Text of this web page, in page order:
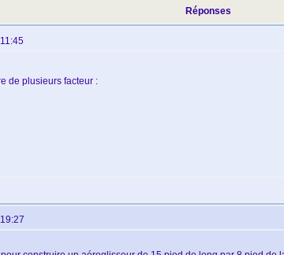
Réponses
de plusieurs facteur :